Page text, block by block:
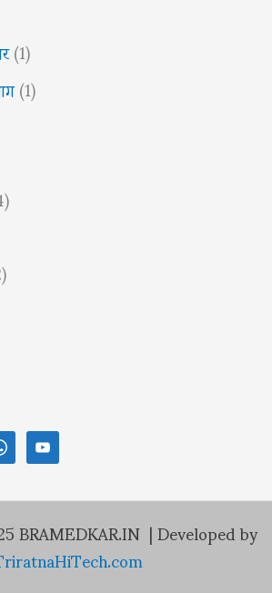
(1)
(1)
BRAMEDKAR.IN | Developed by